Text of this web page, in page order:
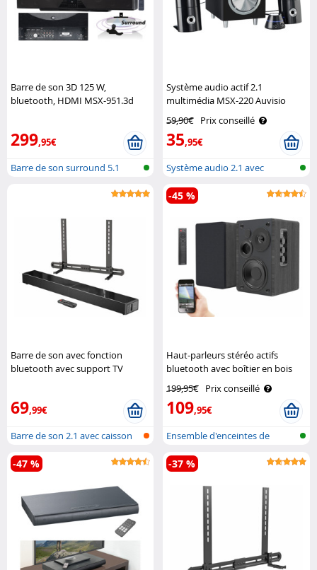
Barre de son 3D 125 W,
bluetooth, HDMI MSX-951.3d
299,95€
Barre de son surround 5.1
Système audio actif 2.1
multimédia MSX-220 Auvisio
59,90€ Prix conseillé
35,95€
Système audio 2.1 avec
caisson de b..
Barre de son avec fonction
bluetooth avec support TV
69,99€
Barre de son 2.1 avec caisson
de ba..
Haut-parleurs stéréo actifs
bluetooth avec boîtier en bois
199,95€ Prix conseillé
109,95€
-45 %
Ensemble d'enceintes de
bibliothèqu..
-47 % -37 %